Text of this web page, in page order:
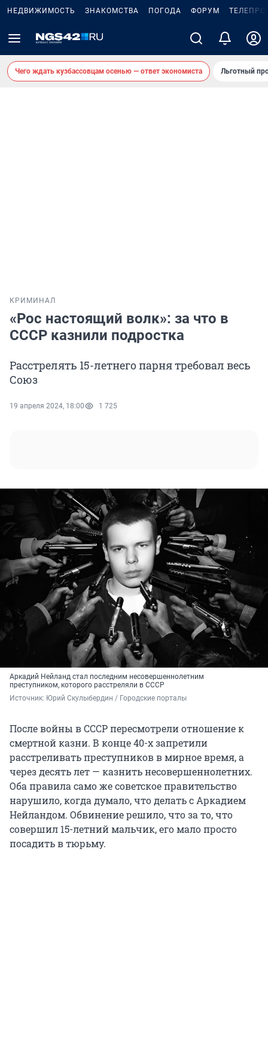
НЕДВИЖИМОСТЬ ЗНАКОМСТВА ПОГОДА ФОРУМ
Чего ждать кузбассовцам осенью — ответ экономиста Льготный
КРИМИНАЛ
«Рос настоящий волк»: за что в
СССР казнили подростка
Расстрелять 15-летнего парня требовал весь
Союз
19 апреля 2024, 18:00 1 725
Аркадий Нейланд стал последним несовершеннолетним
преступником, которого расстреляли в СССР
Источник: Юрий Скулыбердин / Городские порталы
После войны в СССР пересмотрели отношение к
смертной казни. В конце 40-х запретили
расстреливать преступников в мирное время, а
через десять лет — казнить несовершеннолетних.
Оба правила само же советское правительство
нарушило, когда думало, что делать с Аркадием
Нейландом. Обвинение решило, что за то, что
совершил 15-летний мальчик, его мало просто
посадить в тюрьму.